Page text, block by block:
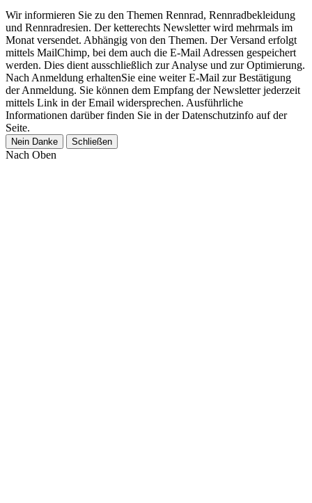
Wir informieren Sie zu den Themen Rennrad, Rennradbekleidung
und Rennradresien. Der ketterechts Newsletter wird mehrmals im
Monat versendet. Abhängig von den Themen. Der Versand erfolgt
mittels MailChimp, bei dem auch die E-Mail Adressen gespeichert
werden. Dies dient ausschließlich zur Analyse und zur Optimierung.
Nach Anmeldung erhaltenSie eine weiter E-Mail zur Bestätigung
der Anmeldung. Sie können dem Empfang der Newsletter jederzeit
mittels Link in der Email widersprechen. Ausführliche
Informationen darüber finden Sie in der Datenschutzinfo auf der
Seite.
Nein Danke Schließen
Nach Oben